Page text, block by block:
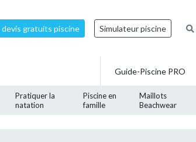
devis gratuits piscine Simulateur piscine
Pratiquer la
natation
Piscine en
famille
Maillots
Beachwear
Guide-Piscine PRO